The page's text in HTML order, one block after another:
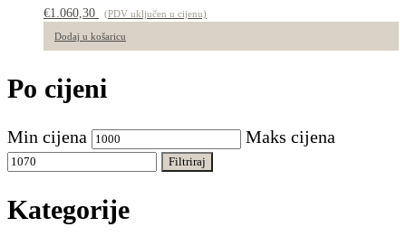
€1.060,30 (PDV uključen u cijenu)
Dodaj u košaricu
Po cijeni
Min cijena Maks cijena
Filtriraj
Kategorije